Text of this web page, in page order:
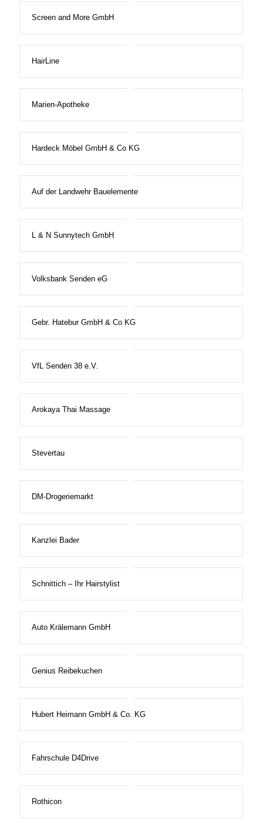
Screen and More GmbH
HairLine
Marien-Apotheke
Hardeck Möbel GmbH & Co KG
Auf der Landwehr Bauelemente
L & N Sunnytech GmbH
Volksbank Senden eG
Gebr. Hatebur GmbH & Co KG
VfL Senden 38 e.V.
Arokaya Thai Massage
Stevertau
DM-Drogeriemarkt
Kanzlei Bader
Schnittich – Ihr Hairstylist
Auto Krälemann GmbH
Genius Reibekuchen
Hubert Heimann GmbH & Co. KG
Fahrschule D4Drive
Rothicon